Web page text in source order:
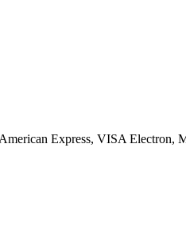
Express, VISA Electron,